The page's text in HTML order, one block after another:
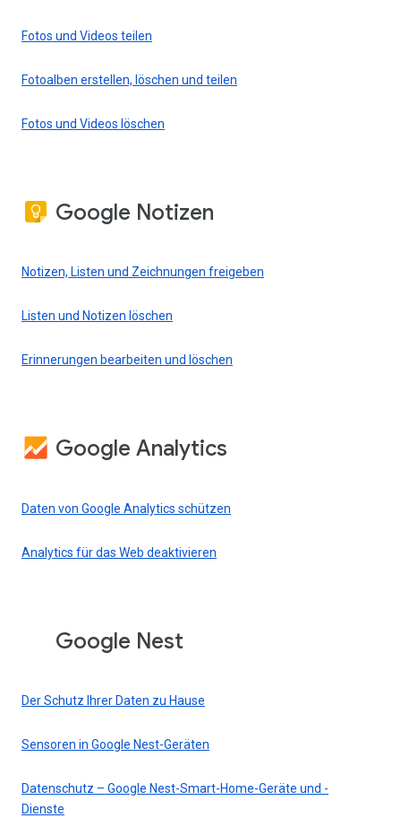
Fotos und Videos teilen
Fotoalben erstellen, löschen und teilen
Fotos und Videos löschen
Google Notizen
Notizen, Listen und Zeichnungen freigeben
Listen und Notizen löschen
Erinnerungen bearbeiten und löschen
Google Analytics
Daten von Google Analytics schützen
Analytics für das Web deaktivieren
Google Nest
Der Schutz Ihrer Daten zu Hause
Sensoren in Google Nest-Geräten
Datenschutz – Google Nest-Smart-Home-Geräte und -
Dienste